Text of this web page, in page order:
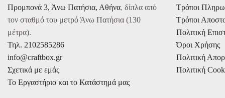
Προμπονά 3, Άνω Πατήσια, Αθήνα, δίπλα από
τον σταθμό του μετρό Άνω Πατήσια (130
μέτρα).
Τηλ. 2102585286
info@craftbox.gr
Σχετικά με εμάς
Το Εργαστήριο και το Κατάστημά μας
Τρόποι
Τρόποι
Πολιτική
Όροι Χρήσης
Πολιτική
Πολιτική